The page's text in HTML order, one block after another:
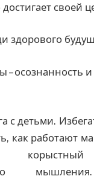
своей
здорового
осознанность
с детьми.
как работают